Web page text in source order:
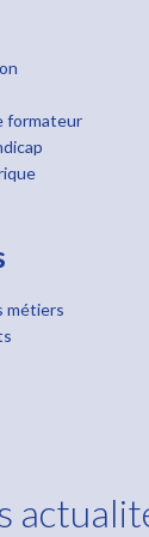
formateur
métiers